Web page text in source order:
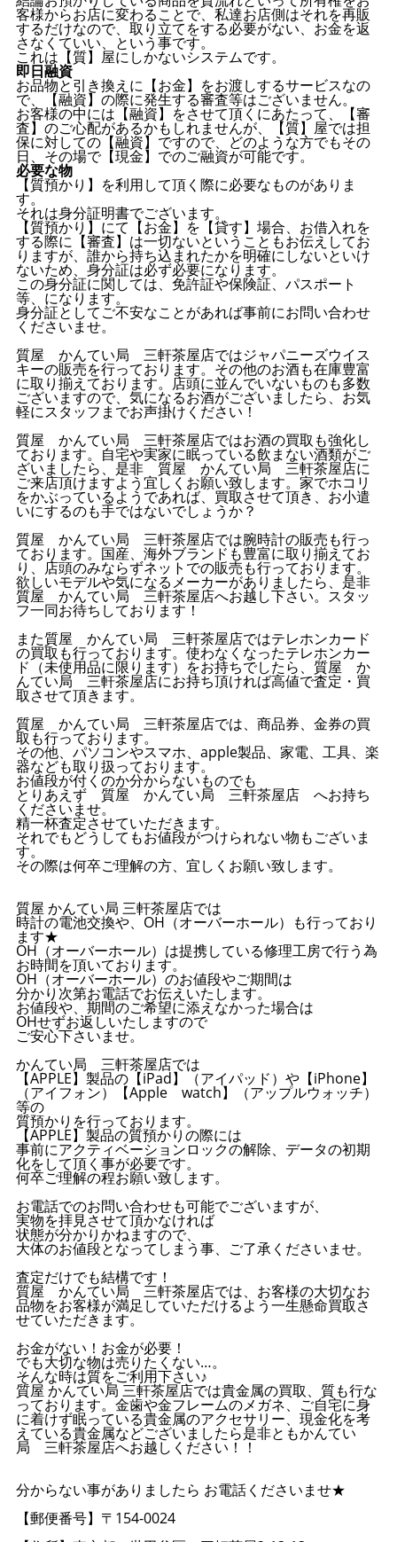
客様からお店に変わることで、私達お店側はそれを再販
するだけなので、取り立てをする必要がない、お金を返
さなくていい、という事です。
これは【質】屋にしかないシステムです。
即日融資
お品物と引き換えに【お金】をお渡しするサービスなの
で、【融資】の際に発生する審査等はございません。
お客様の中には【融資】をさせて頂くにあたって、【審
査】のご心配があるかもしれませんが、【質】屋では担
保に対しての【融資】ですので、どのような方でもその
日、その場で【現金】でのご融資が可能です。
必要な物
【質預かり】を利用して頂く際に必要なものがありま
す。
それは身分証明書でございます。
【質預かり】にて【お金】を【貸す】場合、お借入れを
する際に【審査】は一切ないということもお伝えしてお
りますが、誰から持ち込まれたかを明確にしないといけ
ないため、身分証は必ず必要になります。
この身分証に関しては、免許証や保険証、パスポート
等、になります。
身分証としてご不安なことがあれば事前にお問い合わせ
くださいませ。
質屋 かんてい局 三軒茶屋店ではジャパニーズウイス
キーの販売を行っております。その他のお酒も在庫豊富
に取り揃えております。店頭に並んでいないものも多数
ございますので、気になるお酒がございましたら、お気
軽にスタッフまでお声掛けください！
質屋 かんてい局 三軒茶屋店ではお酒の買取も強化し
ております。自宅や実家に眠っている飲まない酒類がご
ざいましたら、是非 質屋 かんてい局 三軒茶屋店に
ご来店頂けますよう宜しくお願い致します。家でホコリ
をかぶっているようであれば、買取させて頂き、お小遣
いにするのも手ではないでしょうか？
質屋 かんてい局 三軒茶屋店では腕時計の販売も行っ
ております。国産、海外ブランドも豊富に取り揃えてお
り、店頭のみならずネットでの販売も行っております。
欲しいモデルや気になるメーカーがありましたら、是非
質屋 かんてい局 三軒茶屋店へお越し下さい。スタッ
フ一同お待ちしております！
また質屋 かんてい局 三軒茶屋店ではテレホンカード
の買取も行っております。使わなくなったテレホンカー
ド（未使用品に限ります）をお持ちでしたら、質屋 か
んてい局 三軒茶屋店にお持ち頂ければ高値で査定・買
取させて頂きます。
質屋 かんてい局 三軒茶屋店では、商品券、金券の買
取も行っております。
その他、パソコンやスマホ、apple製品、家電、工具、楽
器なども取り扱っております。
お値段が付くのか分からないものでも
とりあえず 質屋 かんてい局 三軒茶屋店 へお持ち
くださいませ。
精一杯査定させていただきます。
それでもどうしてもお値段がつけられない物もございま
す。
その際は何卒ご理解の方、宜しくお願い致します。
質屋 かんてい局 三軒茶屋店では
時計の電池交換や、OH（オーバーホール）も行っており
ます★
OH（オーバーホール）は提携している修理工房で行う為
お時間を頂いております。
OH（オーバーホール）のお値段やご期間は
分かり次第お電話でお伝えいたします。
お値段や、期間のご希望に添えなかった場合は
OHせずお返しいたしますので
ご安心下さいませ。
かんてい局 三軒茶屋店では
【APPLE】製品の【iPad】（アイパッド）や【iPhone】
（アイフォン）【Apple watch】（アップルウォッチ）
等の
質預かりを行っております。
【APPLE】製品の質預かりの際には
事前にアクティベーションロックの解除、データの初期
化をして頂く事が必要です。
何卒ご理解の程お願い致します。
お電話でのお問い合わせも可能でございますが、
実物を拝見させて頂かなければ
状態が分かりかねますので、
大体のお値段となってしまう事、ご了承くださいませ。
査定だけでも結構です！
質屋 かんてい局 三軒茶屋店では、お客様の大切なお
品物をお客様が満足していただけるよう一生懸命買取さ
せていただきます。
お金がない！お金が必要！
でも大切な物は売りたくない…。
そんな時は質をご利用下さい♪
質屋 かんてい局 三軒茶屋店では貴金属の買取、質も行な
っております。金歯や金フレームのメガネ、ご自宅に身
に着けず眠っている貴金属のアクセサリー、現金化を考
えている貴金属などございましたら是非ともかんてい
局 三軒茶屋店へお越しください！！
分からない事がありましたら お電話くださいませ★
【郵便番号】〒154-0024